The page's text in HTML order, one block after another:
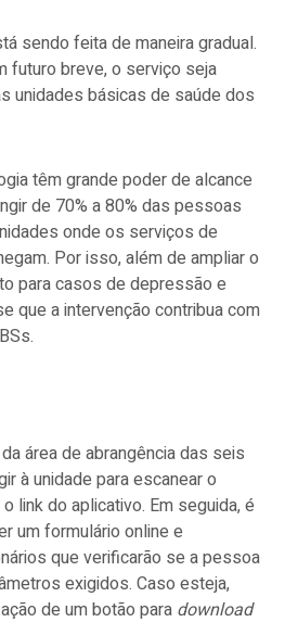
sendo feita de maneira gradual.
futuro breve, o serviço seja
unidades básicas de saúde dos
têm grande poder de alcance
de 70% a 80% das pessoas
onde os serviços de
Por isso, além de ampliar o
para casos de depressão e
que a intervenção contribua com
área de abrangência das seis
à unidade para escanear o
link do aplicativo. Em seguida, é
um formulário online e
que verificarão se a pessoa
exigidos. Caso esteja,
de um botão para download